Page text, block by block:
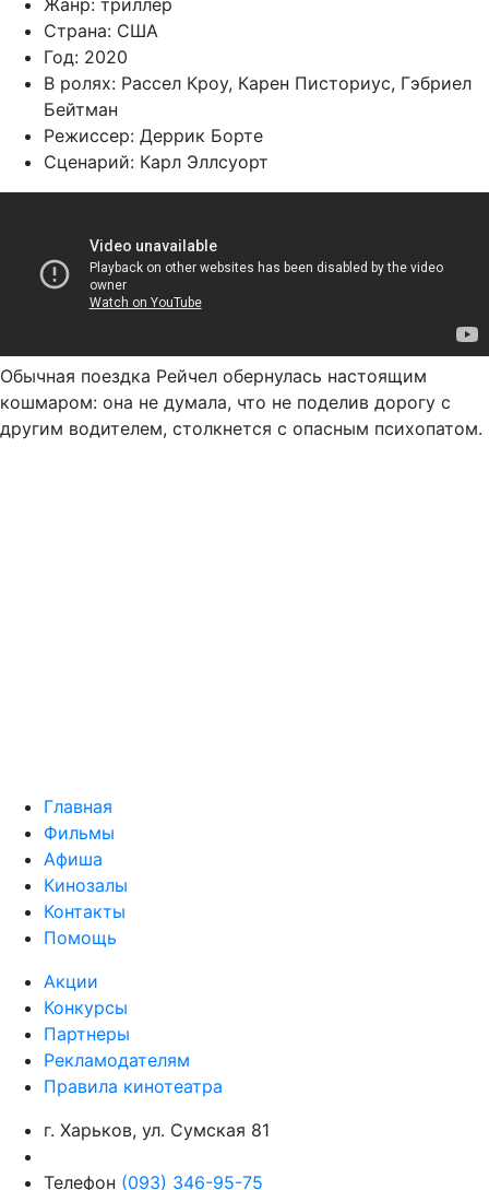
Жанр: триллер
Страна: США
Год: 2020
В ролях: Рассел Кроу, Карен Писториус, Гэбриел
Бейтман
Режиссер: Деррик Борте
Сценарий: Карл Эллсуорт
Обычная поездка Рейчел обернулась настоящим
кошмаром: она не думала, что не поделив дорогу с
другим водителем, столкнется с опасным психопатом.
Главная
Фильмы
Афиша
Кинозалы
Контакты
Помощь
Акции
Конкурсы
Партнеры
Рекламодателям
Правила кинотеатра
г. Харьков, ул. Сумская 81
Телефон (093) 346-95-75